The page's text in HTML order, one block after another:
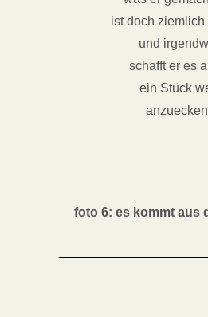
ist doch ziemlich
und
schafft er es
ein Stück
foto 6: es kommt aus